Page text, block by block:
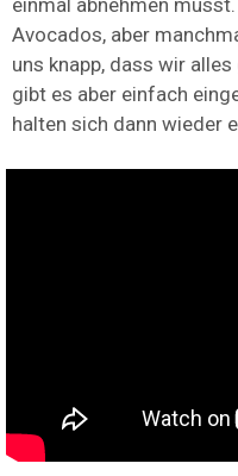
einmal abnehmen
Avocados, aber
uns knapp, dass wir
gibt es aber einfach
halten sich dann wieder